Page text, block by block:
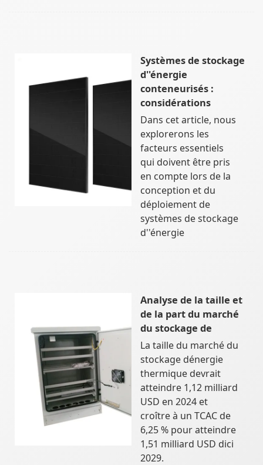
Systèmes de stockage
d''énergie
conteneurisés :
considérations
Dans cet article, nous
explorerons les
facteurs essentiels
qui doivent être pris
en compte lors de la
conception et du
déploiement de
systèmes de stockage
d''énergie
Analyse de la taille et
de la part du marché
du stockage de
La taille du marché du
stockage dénergie
thermique devrait
atteindre 1,12 milliard
USD en 2024 et
croître à un TCAC de
6,25 % pour atteindre
1,51 milliard USD dici
2029.